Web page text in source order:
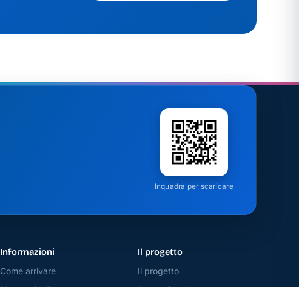
Inquadra per scaricare
Informazioni
Come arrivare
Il progetto
Il progetto